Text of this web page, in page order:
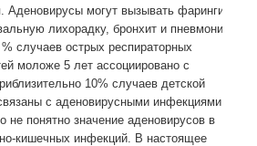
Аденовирусы могут вызывать фарингит,
лихорадку, бронхит и пневмонию.
случаев острых респираторных
моложе 5 лет ассоциировано с
10% случаев детской
с аденовирусными инфекциями.
не понятно значение аденовирусов в
кишечных инфекций. В настоящее